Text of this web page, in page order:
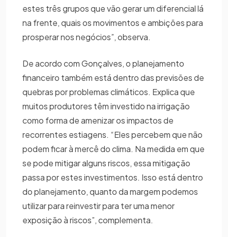
estes três grupos que vão gerar um diferencial lá
na frente, quais os movimentos e ambições para
prosperar nos negócios”, observa.
De acordo com Gonçalves, o planejamento
financeiro também está dentro das previsões de
quebras por problemas climáticos. Explica que
muitos produtores têm investido na irrigação
como forma de amenizar os impactos de
recorrentes estiagens. “Eles percebem que não
podem ficar à mercê do clima. Na medida em que
se pode mitigar alguns riscos, essa mitigação
passa por estes investimentos. Isso está dentro
do planejamento, quanto da margem podemos
utilizar para reinvestir para ter uma menor
exposição à riscos”, complementa.